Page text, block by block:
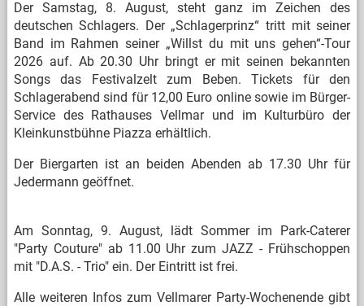
Der Samstag, 8. August, steht ganz im Zeichen des
deutschen Schlagers. Der „Schlagerprinz“ tritt mit seiner
Band im Rahmen seiner „Willst du mit uns gehen“-Tour
2026 auf. Ab 20.30 Uhr bringt er mit seinen bekannten
Songs das Festivalzelt zum Beben. Tickets für den
Schlagerabend sind für 12,00 Euro online sowie im Bürger-
Service des Rathauses Vellmar und im Kulturbüro der
Kleinkunstbühne Piazza erhältlich.
Der Biergarten ist an beiden Abenden ab 17.30 Uhr für
Jedermann geöffnet.
Am Sonntag, 9. August, lädt Sommer im Park-Caterer
"Party Couture" ab 11.00 Uhr zum JAZZ - Frühschoppen
mit "D.A.S. - Trio" ein. Der Eintritt ist frei.
Alle weiteren Infos zum Vellmarer Party-Wochenende gibt